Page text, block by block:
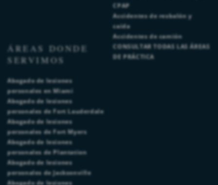
CPAP
Accidentes de resbalón y
caída
Accidentes de camión
CONSULTAR TODAS LAS ÁREAS
DE PRÁCTICA
ÁREAS DONDE
SERVIMOS
Abogado de lesiones
personales en Miami
Abogado de lesiones
personales de Fort Lauderdale
Abogado de lesiones
personales de Fort Myers
Abogado de lesiones
personales de Plantation
Abogado de lesiones
personales de Jacksonville
Abogado de lesiones